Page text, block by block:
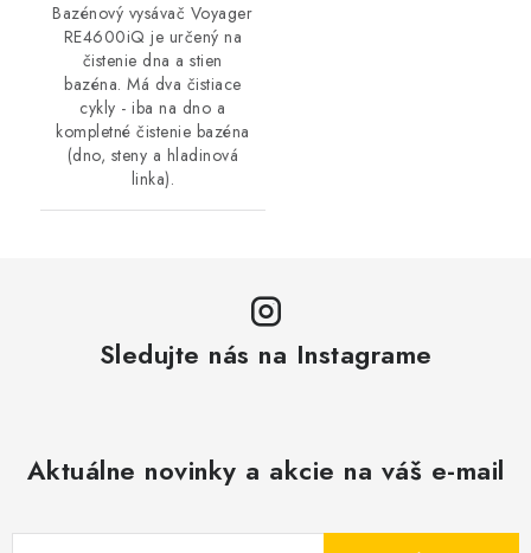
Bazénový vysávač Voyager
RE4600iQ je určený na
čistenie dna a stien
bazéna. Má dva čistiace
cykly - iba na dno a
kompletné čistenie bazéna
(dno, steny a hladinová
linka).
Sledujte nás na Instagrame
Aktuálne novinky a akcie na váš e-mail